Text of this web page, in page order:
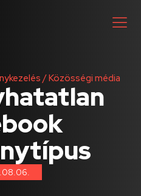
/Közösségi média